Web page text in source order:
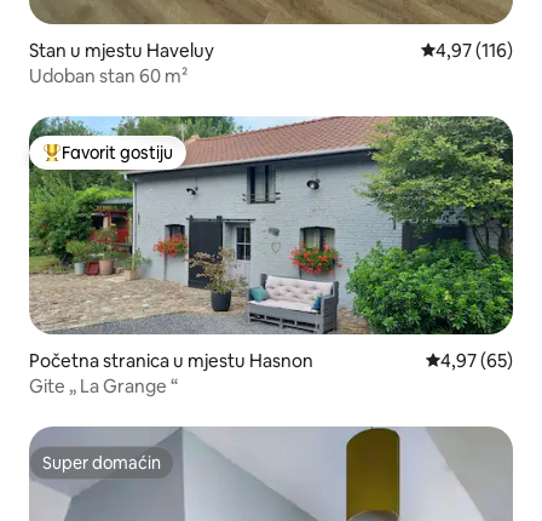
Stan u mjestu Haveluy prosječna
4,97 (116)
Udoban stan 60 m²
Glavni favorit gostiju
Favorit gostiju
Početna stranica u mjestu Hasnon prosječna
4,97 (65)
Gite „ La Grange “
Super domaćin
Super domaćin